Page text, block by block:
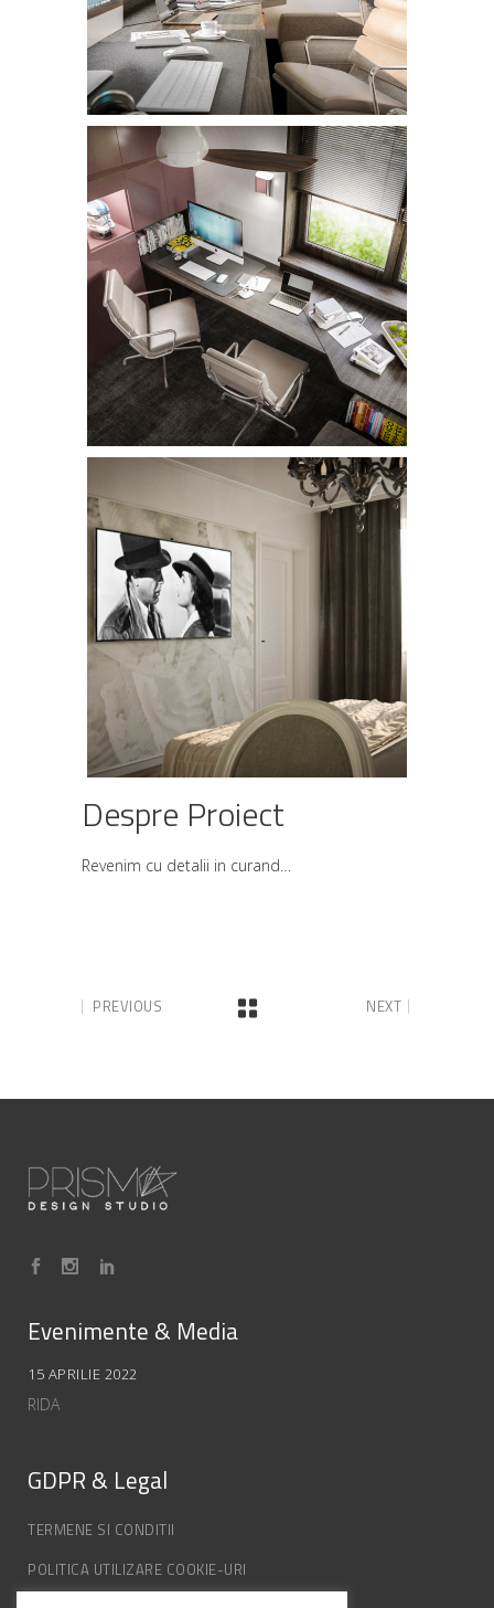
Despre Proiect
Revenim cu detalii in curand…
PREVIOUS NEXT
Evenimente & Media
15 APRILIE 2022
RIDA
GDPR & Legal
TERMENE SI CONDITII
POLITICA UTILIZARE COOKIE-URI